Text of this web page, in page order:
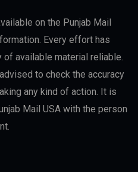
on the Punjab Mail
Every effort has
available material reliable.
to check the accuracy
any kind of action. It is
Mail USA with the person